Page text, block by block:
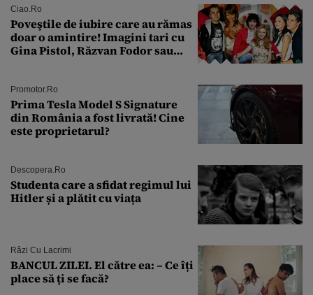
Ciao.ro
Poveştile de iubire care au rămas
doar o amintire! Imagini tari cu
Gina Pistol, Răzvan Fodor sau
Promotor.ro
Prima Tesla Model S Signature
din România a fost livrată! Cine
este proprietarul?
Descopera.ro
Studenta care a sfidat regimul lui
Hitler și a plătit cu viața
Râzi Cu Lacrimi
BANCUL ZILEI. El către ea: – Ce îți
place să ți se facă?